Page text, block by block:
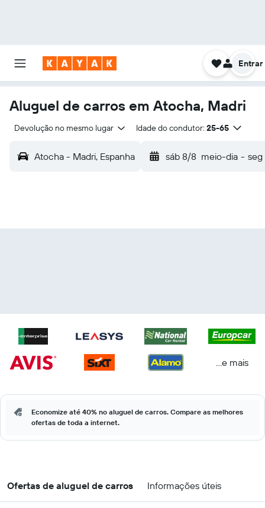
Entrar
Aluguel de carros em Atocha, Madri
Devolução no mesmo lugar Idade do condutor: 25-65
Atocha - Madri, Espanha sáb 8/8 meio-dia - seg
...e mais
Economize até 40% no aluguel de carros. Compare as melhores
ofertas de toda a internet.
Ofertas de aluguel de carros Informações úteis